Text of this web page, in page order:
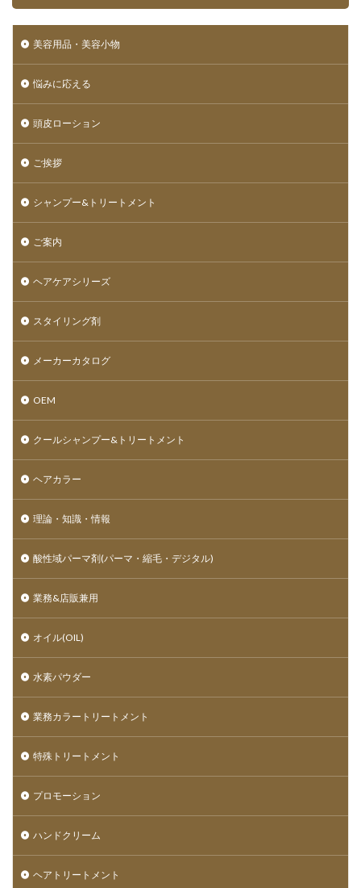
美容用品・美容小物
悩みに応える
頭皮ローション
ご挨拶
シャンプー&トリートメント
ご案内
ヘアケアシリーズ
スタイリング剤
メーカーカタログ
OEM
クールシャンプー&トリートメント
ヘアカラー
理論・知識・情報
酸性域パーマ剤(パーマ・縮毛・デジタル)
業務&店販兼用
オイル(OIL)
水素パウダー
業務カラートリートメント
特殊トリートメント
プロモーション
ハンドクリーム
ヘアトリートメント